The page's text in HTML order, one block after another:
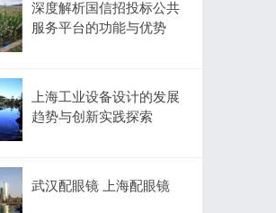
深度解析国信招投标公共
服务平台的功能与优势
上海工业设备设计的发展
趋势与创新实践探索
武汉配眼镜 上海配眼镜